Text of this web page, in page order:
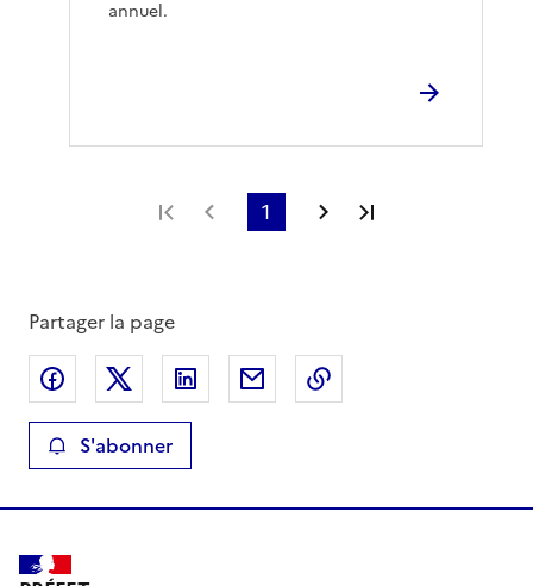
annuel.
Première page
Page précédente
1 Page suivante
Partager la page
Partager sur Facebook
Partager sur XPartager sur LinkedIn
Partager par email
S'abonner